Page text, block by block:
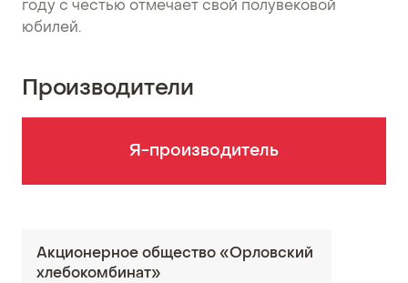
году с честью отмечает свой полувековой
юбилей.
Производители
Я-производитель
Акционерное общество «Орловский
хлебокомбинат»